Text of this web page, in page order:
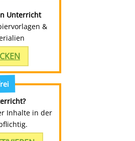
Unterricht
&
Inhalte in der